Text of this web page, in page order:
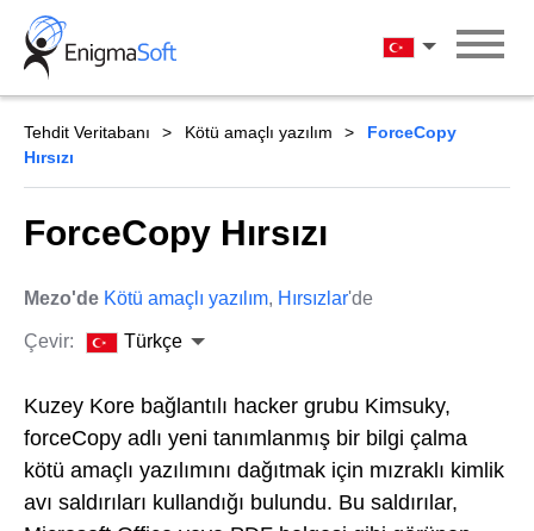
Skip
content
Türkçe
Tehdit Veritabanı Kötü amaçlı yazılım
ForceCopy
Hırsızı
ForceCopy Hırsızı
Mezo'de Kötü amaçlı yazılım, Hırsızlar'de
Çevir: Türkçe
Kuzey Kore bağlantılı hacker grubu Kimsuky,
forceCopy adlı yeni tanımlanmış bir bilgi çalma
kötü amaçlı yazılımını dağıtmak için mızraklı kimlik
avı saldırıları kullandığı bulundu. Bu saldırılar,